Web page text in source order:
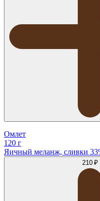
Омлет
120 г
Яичный меланж, сливки
210 ₽